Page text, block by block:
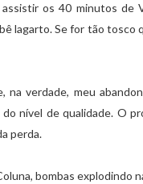
assistir os 40 minutos
lagarto. Se for tão tosco
na verdade, meu
nível de qualidade. O
perda.
bombas